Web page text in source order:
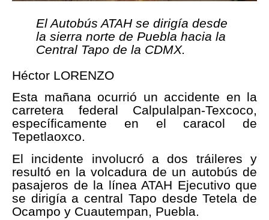
El Autobús ATAH se dirigía desde
la sierra norte de Puebla hacia la
Central Tapo de la CDMX.
Héctor LORENZO
Esta mañana ocurrió un accidente en la
carretera federal Calpulalpan-Texcoco,
específicamente en el caracol de
Tepetlaoxco.
El incidente involucró a dos tráileres y
resultó en la volcadura de un autobús de
pasajeros de la línea ATAH Ejecutivo que
se dirigía a central Tapo desde Tetela de
Ocampo y Cuautempan, Puebla.